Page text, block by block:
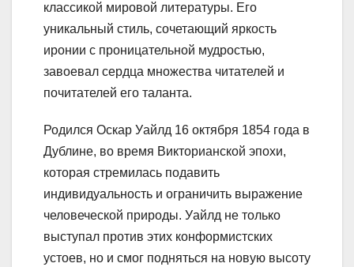
классикой мировой литературы. Его
уникальный стиль, сочетающий яркость
иронии с проницательной мудростью,
завоевал сердца множества читателей и
почитателей его таланта.
Родился Оскар Уайлд 16 октября 1854 года в
Дублине, во время Викторианской эпохи,
которая стремилась подавить
индивидуальность и ограничить выражение
человеческой природы. Уайлд не только
выступал против этих конформистских
устоев, но и смог подняться на новую высоту